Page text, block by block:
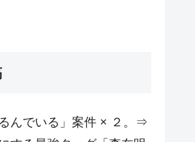
るんでいる」案件 × ２。⇒